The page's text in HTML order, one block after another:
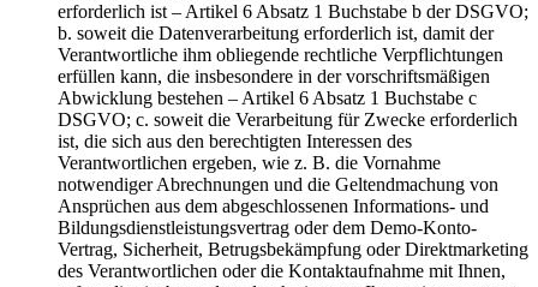
erforderlich ist – Artikel 6 Absatz 1 Buchstabe b der DSGVO;
b. soweit die Datenverarbeitung erforderlich ist, damit der
Verantwortliche ihm obliegende rechtliche Verpflichtungen
erfüllen kann, die insbesondere in der vorschriftsmäßigen
Abwicklung bestehen – Artikel 6 Absatz 1 Buchstabe c
DSGVO; c. soweit die Verarbeitung für Zwecke erforderlich
ist, die sich aus den berechtigten Interessen des
Verantwortlichen ergeben, wie z. B. die Vornahme
notwendiger Abrechnungen und die Geltendmachung von
Ansprüchen aus dem abgeschlossenen Informations- und
Bildungsdienstleistungsvertrag oder dem Demo-Konto-
Vertrag, Sicherheit, Betrugsbekämpfung oder Direktmarketing
des Verantwortlichen oder die Kontaktaufnahme mit Ihnen,